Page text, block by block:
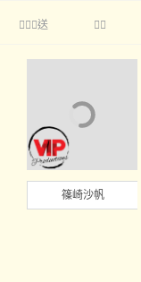
送 
篠崎沙帆